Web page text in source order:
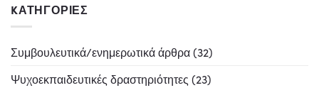
KΑΤΗΓΟΡΊΕΣ
Συμβουλευτικά/ενημερωτικά άρθρα(32)
Ψυχοεκπαιδευτικές δραστηριότητες (23)